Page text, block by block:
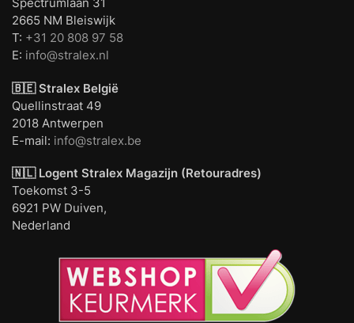
2665 NM Bleiswijk
T: +31 20 808 97 58
E: info@stralex.nl
🇧🇪 Stralex België
Quellinstraat 49
2018 Antwerpen
E-mail: info@stralex.be
🇳🇱 Logent Stralex Magazijn (Retouradres)
Toekomst 3-5
6921 PW Duiven,
Nederland